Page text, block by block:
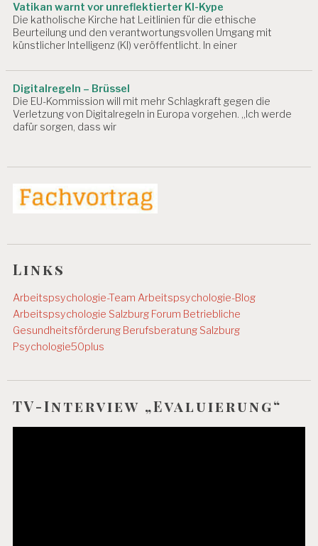
Vatikan warnt vor unreflektierter KI-Kype
Die katholische Kirche hat Leitlinien für die ethische
Beurteilung und den verantwortungsvollen Umgang mit
künstlicher Intelligenz (KI) veröffentlicht. In einer
Digitalregeln – Brüssel
Die EU-Kommission will mit mehr Schlagkraft gegen die
Verletzung von Digitalregeln in Europa vorgehen. „Ich werde
dafür sorgen, dass wir
Links
Arbeitspsychologie-TeamArbeitspsychologie-Blog
Arbeitspsychologie Salzburg Forum Betriebliche
Gesundheitsförderung Berufsberatung Salzburg
Psychologie50plus
TV-Interview „Evaluierung“